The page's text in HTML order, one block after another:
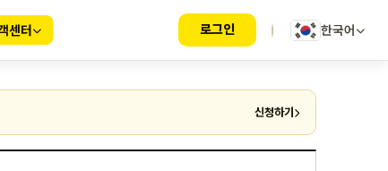
센터 한국어
로그인
신청하기